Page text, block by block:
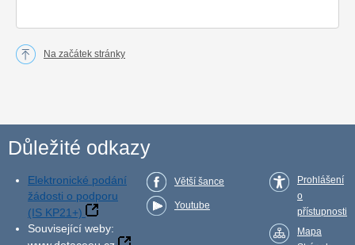
Na začátek stránky
Důležité odkazy
Elektronické podání
žádosti o podporu
(IS KP21+)
Související weby:
Větší šance
Youtube
Prohlášení
o
přístupnosti
Mapa